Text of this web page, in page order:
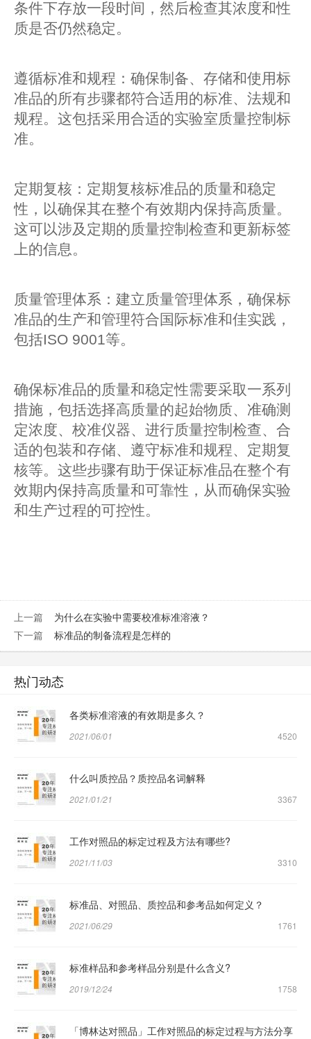
条件下存放一段时间，然后检查其浓度和性
质是否仍然稳定。
遵循标准和规程：确保制备、存储和使用标
准品的所有步骤都符合适用的标准、法规和
规程。这包括采用合适的实验室质量控制标
准。
定期复核：定期复核标准品的质量和稳定
性，以确保其在整个有效期内保持高质量。
这可以涉及定期的质量控制检查和更新标签
上的信息。
质量管理体系：建立质量管理体系，确保标
准品的生产和管理符合国际标准和佳实践，
包括ISO 9001等。
确保标准品的质量和稳定性需要采取一系列
措施，包括选择高质量的起始物质、准确测
定浓度、校准仪器、进行质量控制检查、合
适的包装和存储、遵守标准和规程、定期复
核等。这些步骤有助于保证标准品在整个有
效期内保持高质量和可靠性，从而确保实验
和生产过程的可控性。
上一篇 为什么在实验中需要校准标准溶液？
下一篇 标准品的制备流程是怎样的
热门动态
各类标准溶液的有效期是多久？
2021/06/01 4520
什么叫质控品？质控品名词解释
2021/01/21 3367
工作对照品的标定过程及方法有哪些?
2021/11/03 3310
标准品、对照品、质控品和参考品如何定义？
2021/06/29 1761
标准样品和参考样品分别是什么含义?
2019/12/24 1758
「博林达对照品」工作对照品的标定过程与方法分享